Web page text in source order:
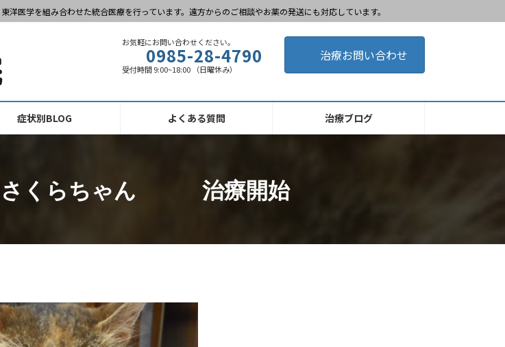
医学を組み合わせた統合医療を行っています。遠方からのご相談やお薬の発送にも対応しています。
お気軽にお問い合わせください。
0985-28-4790
受付時間 9:00~18:00 （日曜休み）
治療お問い合わせ
症状別BLOG よくある質問 治療ブログ
さくらちゃん 治療開始